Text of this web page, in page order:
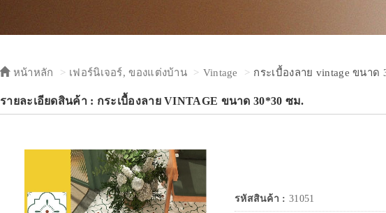
หน้าหลัก เฟอร์นิเจอร์, ของแต่งบ้าน Vintage กระเบื้องลาย vintage ขนาด
รายละเอียดสินค้า : กระเบื้องลาย VINTAGE ขนาด 30*30 ซม.
รหัสสินค้า : 31051